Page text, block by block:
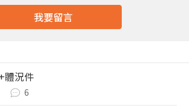
我要留言
體況件
6